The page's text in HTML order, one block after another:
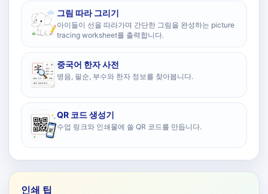
그림 따라 그리기
아이들이 선을 따라가며 간단한 그림을 완성하는 picture
tracing worksheet를 출력합니다.
중국어 한자 사전
병음, 필순, 부수와 한자 정보를 찾아봅니다.
QR 코드 생성기
수업 링크와 인쇄물에 쓸 QR 코드를 만듭니다.
인쇄 팁